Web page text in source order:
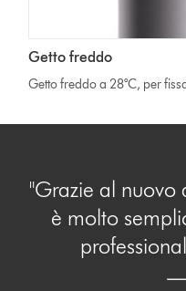
Getto freddo
Getto freddo a 28°C, per
"Grazie al nuovo
è molto